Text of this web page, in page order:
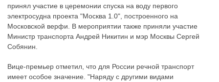
принял участие в церемонии спуска на воду первого
электросудна проекта "Москва 1.0", построенного на
Московской верфи. В мероприятии также приняли участие
Министр транспорта Андрей Никитин и мэр Москвы Сергей
Собянин.
Вице-премьер отметил, что для России речной транспорт
имеет особое значение. "Наряду с другими видами